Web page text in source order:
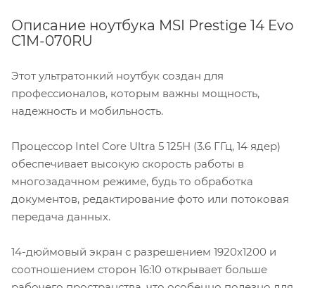
Описание ноутбука MSI Prestige 14 Evo
C1M-070RU
Этот ультратонкий ноутбук создан для
профессионалов, которым важны мощность,
надежность и мобильность.
Процессор Intel Core Ultra 5 125H (3.6 ГГц, 14 ядер)
обеспечивает высокую скорость работы в
многозадачном режиме, будь то обработка
документов, редактирование фото или потоковая
передача данных.
14-дюймовый экран с разрешением 1920x1200 и
соотношением сторон 16:10 открывает больше